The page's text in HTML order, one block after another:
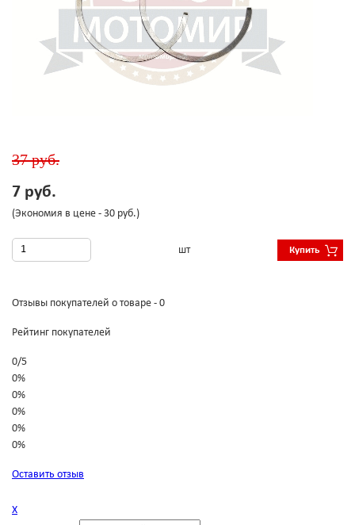
37 руб.
7 руб.
(Экономия в цене - 30 руб.)
шт Купить
Отзывы покупателей о товаре - 0
Рейтинг покупателей
0/5
0%
0%
0%
0%
0%
Оставить отзыв
Х